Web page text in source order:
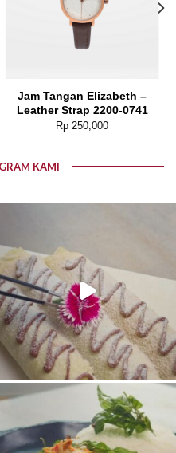
Jam Tangan Elizabeth –
Leather Strap 2200-0741
Rp 250,000
KAMI